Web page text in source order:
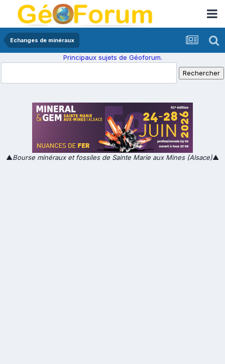
Echanges de minéraux
Principaux sujets de Géoforum.
▲Bourse minéraux et fossiles de Sainte Marie aux Mines (Alsace)▲